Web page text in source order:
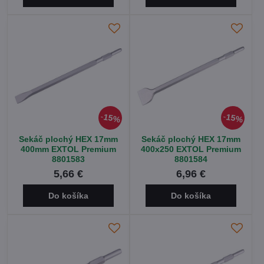
15%
Sekáč plochý HEX 17mm
400mm EXTOL Premium
8801583
5,66 €
Do košíka
15%
Sekáč plochý HEX 17mm
400x250 EXTOL Premium
8801584
6,96 €
Do košíka